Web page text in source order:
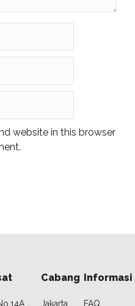
website in this browser
Cabang
Jakarta
Informasi
FAQ